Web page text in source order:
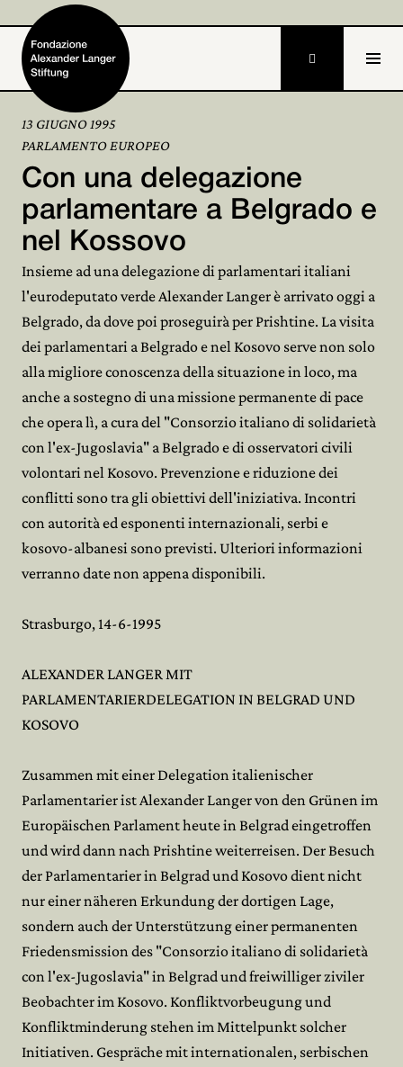
Home
Fondazione
Attività e progetti
Alexander Langer
Archivio 
Partecipa

13 GIUGNO 1995
PARLAMENTO EUROPEO
Con una delegazione
parlamentare a Belgrado e
nel Kossovo
Insieme ad una delegazione di parlamentari italiani
l'eurodeputato verde Alexander Langer è arrivato oggi a
Belgrado, da dove poi proseguirà per Prishtine. La visita
dei parlamentari a Belgrado e nel Kosovo serve non solo
alla migliore conoscenza della situazione in loco, ma
anche a sostegno di una missione permanente di pace
che opera lì, a cura del "Consorzio italiano di solidarietà
con l'ex-Jugoslavia" a Belgrado e di osservatori civili
volontari nel Kosovo. Prevenzione e riduzione dei
conflitti sono tra gli obiettivi dell'iniziativa. Incontri
con autorità ed esponenti internazionali, serbi e
kosovo-albanesi sono previsti. Ulteriori informazioni
verranno date non appena disponibili.
Strasburgo, 14-6-1995
ALEXANDER LANGER MIT
PARLAMENTARIERDELEGATION IN BELGRAD UND
KOSOVO
Zusammen mit einer Delegation italienischer
Parlamentarier ist Alexander Langer von den Grünen im
Europäischen Parlament heute in Belgrad eingetroffen
und wird dann nach Prishtine weiterreisen. Der Besuch
der Parlamentarier in Belgrad und Kosovo dient nicht
nur einer näheren Erkundung der dortigen Lage,
sondern auch der Unterstützung einer permanenten
Friedensmission des "Consorzio italiano di solidarietà
con l'ex-Jugoslavia" in Belgrad und freiwilliger ziviler
Beobachter im Kosovo. Konfliktvorbeugung und
Konfliktminderung stehen im Mittelpunkt solcher
Initiativen. Gespräche mit internationalen, serbischen